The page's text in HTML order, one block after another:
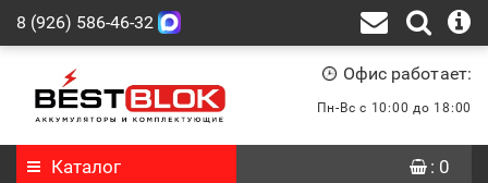
8 (926) 586-46-32
Офис работает:
Пн-Вс с 10:00 до 18:00
Каталог : 0